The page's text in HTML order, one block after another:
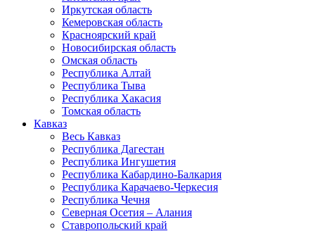
Иркутская область
Кемеровская область
Красноярский край
Новосибирская область
Омская область
Республика Алтай
Республика Тыва
Республика Хакасия
Томская область
Кавказ
Весь Кавказ
Республика Дагестан
Республика Ингушетия
Республика Кабардино-Балкария
Республика Карачаево-Черкесия
Республика Чечня
Северная Осетия – Алания
Ставропольский край